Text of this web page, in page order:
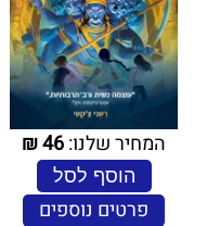
המחיר שלנו:46
₪
הוסף לסל
פרטים נוספים